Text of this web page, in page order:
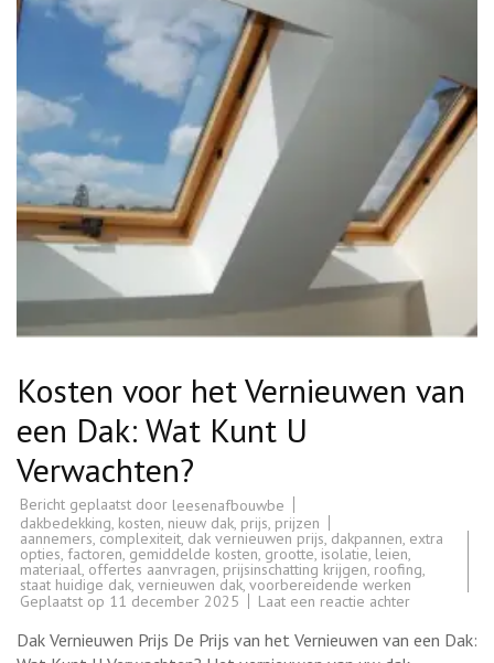
Kosten voor het Vernieuwen van
een Dak: Wat Kunt U
Verwachten?
Bericht geplaatst door leesenafbouwbe
dakbedekking, kosten, nieuw dak, prijs, prijzen
aannemers, complexiteit, dak vernieuwen prijs, dakpannen, extra
opties, factoren,gemiddelde kosten, grootte, isolatie, leien,
materiaal, offertes aanvragen, prijsinschatting krijgen, roofing,
staat huidige dak, vernieuwen dak, voorbereidende werken
Geplaatst op 11 december 2025 Laat een reactie achterop
het
Dak Vernieuwen Prijs De Prijs van het Vernieuwen van een Dak: